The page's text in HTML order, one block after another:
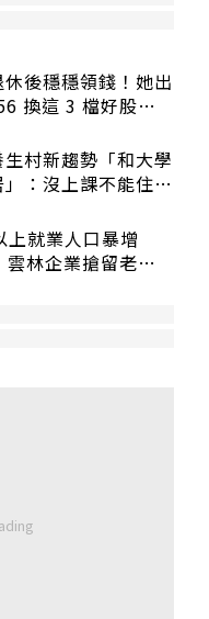
休後穩穩領錢！她出
換這 3 檔好股：
生村新趨勢「和大學
：沒上課不能住、
上就業人口暴增
林企業搶留老員